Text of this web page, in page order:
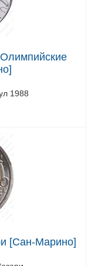
1988
[Сан-Марино]